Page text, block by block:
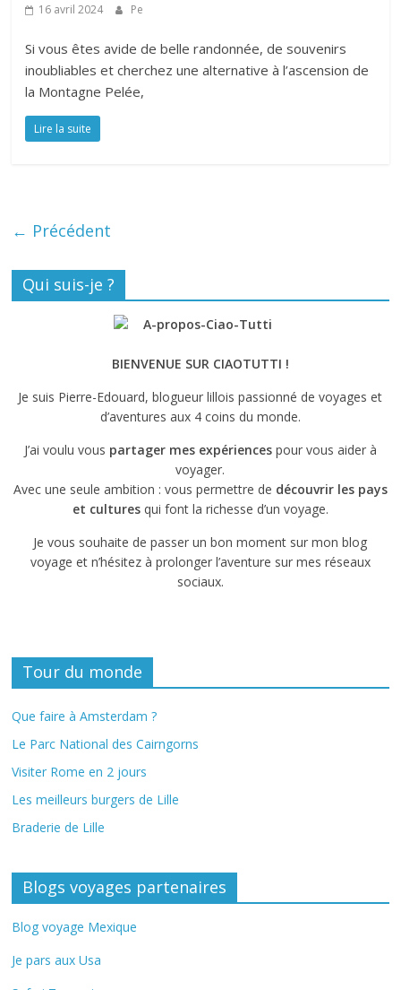
16 avril 2024 Pe
Si vous êtes avide de belle randonnée, de souvenirs
inoubliables et cherchez une alternative à l’ascension de
la Montagne Pelée,
Lire la suite
← Précédent
Qui suis-je ?
BIENVENUE SUR CIAOTUTTI !
Je suis Pierre-Edouard, blogueur lillois passionné de voyages et
d’aventures aux 4 coins du monde.
J’ai voulu vous partager mes expériencespour vous aider à
voyager.
Avec une seule ambition : vous permettre de découvrir les pays
et culturesqui font la richesse d’un voyage.
Je vous souhaite de passer un bon moment sur mon blog
voyage et n’hésitez à prolonger l’aventure sur mes réseaux
sociaux.
Tour du monde
Que faire à Amsterdam ?
Le Parc National des Cairngorns
Visiter Rome en 2 jours
Les meilleurs burgers de Lille
Braderie de Lille
Blogs voyages partenaires
Blog voyage Mexique
Je pars aux Usa